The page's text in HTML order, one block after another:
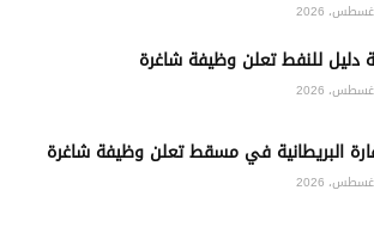
دليل للنفط تعلن وظيفة شاغرة
البريطانية في مسقط تعلن وظيفة شاغرة